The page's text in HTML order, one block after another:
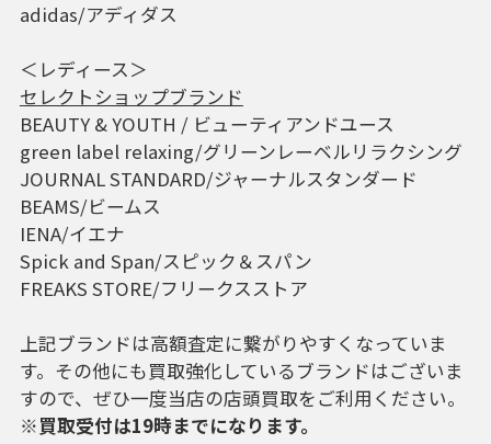
adidas/アディダス
＜レディース＞
セレクトショップブランド
BEAUTY & YOUTH / ビューティアンドユース
green label relaxing/グリーンレーベルリラクシング
JOURNAL STANDARD/ジャーナルスタンダード
BEAMS/ビームス
IENA/イエナ
Spick and Span/スピック＆スパン
FREAKS STORE/フリークスストア
上記ブランドは高額査定に繋がりやすくなっていま
す。その他にも買取強化しているブランドはございま
すので、ぜひ一度当店の店頭買取をご利用ください。
※買取受付は19時までになります。